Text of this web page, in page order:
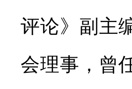
评论》副主
会理事，曾